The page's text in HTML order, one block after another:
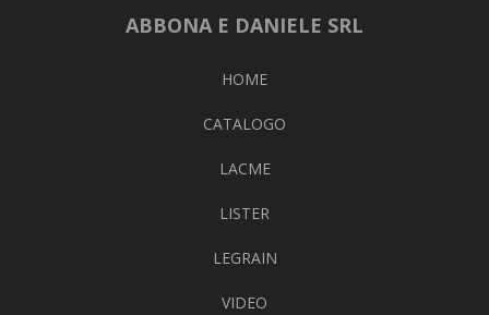
ABBONA E DANIELE SRL
HOME
CATALOGO
LACME
LISTER
LEGRAIN
VIDEO